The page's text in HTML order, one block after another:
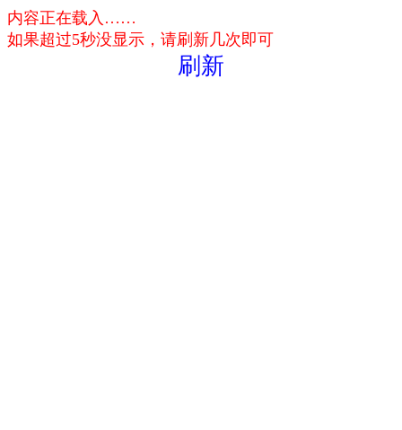
内容正在载入……
如果超过5秒没显示，请刷新几次即可
刷新